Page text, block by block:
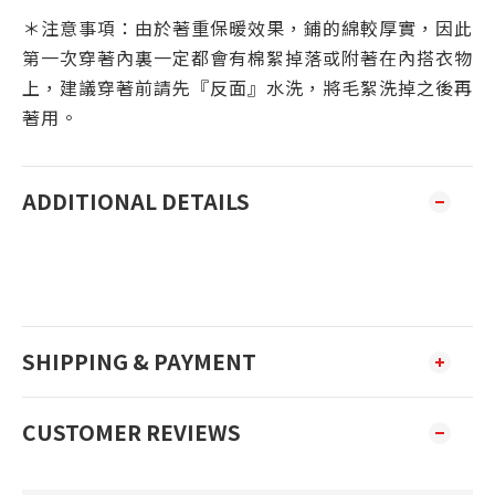
＊注意事項：由於著重保暖效果，鋪的綿較厚實，因此
第一次穿著內裏一定都會有棉絮掉落或附著在內搭衣物
上，建議穿著前請先『反面』水洗，將毛絮洗掉之後再
著用。
ADDITIONAL DETAILS
SHIPPING & PAYMENT
CUSTOMER REVIEWS